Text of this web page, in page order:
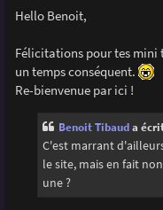
s
s
g
e
Hello Benoit,
Félicitations pour tes mini
un temps conséquent.
Re-bienvenue par ici !
Benoit Tibauda
C'est marrant
le site, mais en fait
une ?